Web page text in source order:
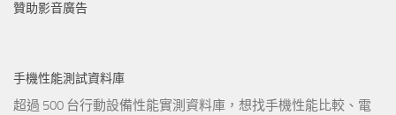
贊助影音廣告
手機性能測試資料庫
超過 500 台行動設備性能實測資料庫，想找手機性能比較、電